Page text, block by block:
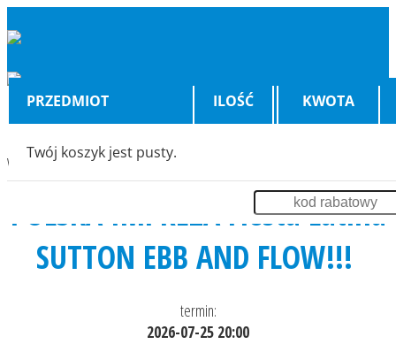
PRZEDMIOT ILOŚĆ KWOTA
Twój koszyk jest pusty.
Wyświetlenia:647
POLSKA IMPREZA Fiesta Latina
SUTTON EBB AND FLOW!!!
termin:
2026-07-25 20:00